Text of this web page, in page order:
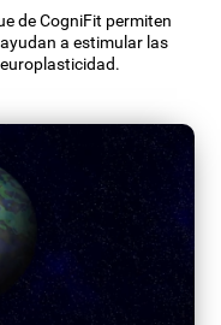
de CogniFit permiten
a estimular las